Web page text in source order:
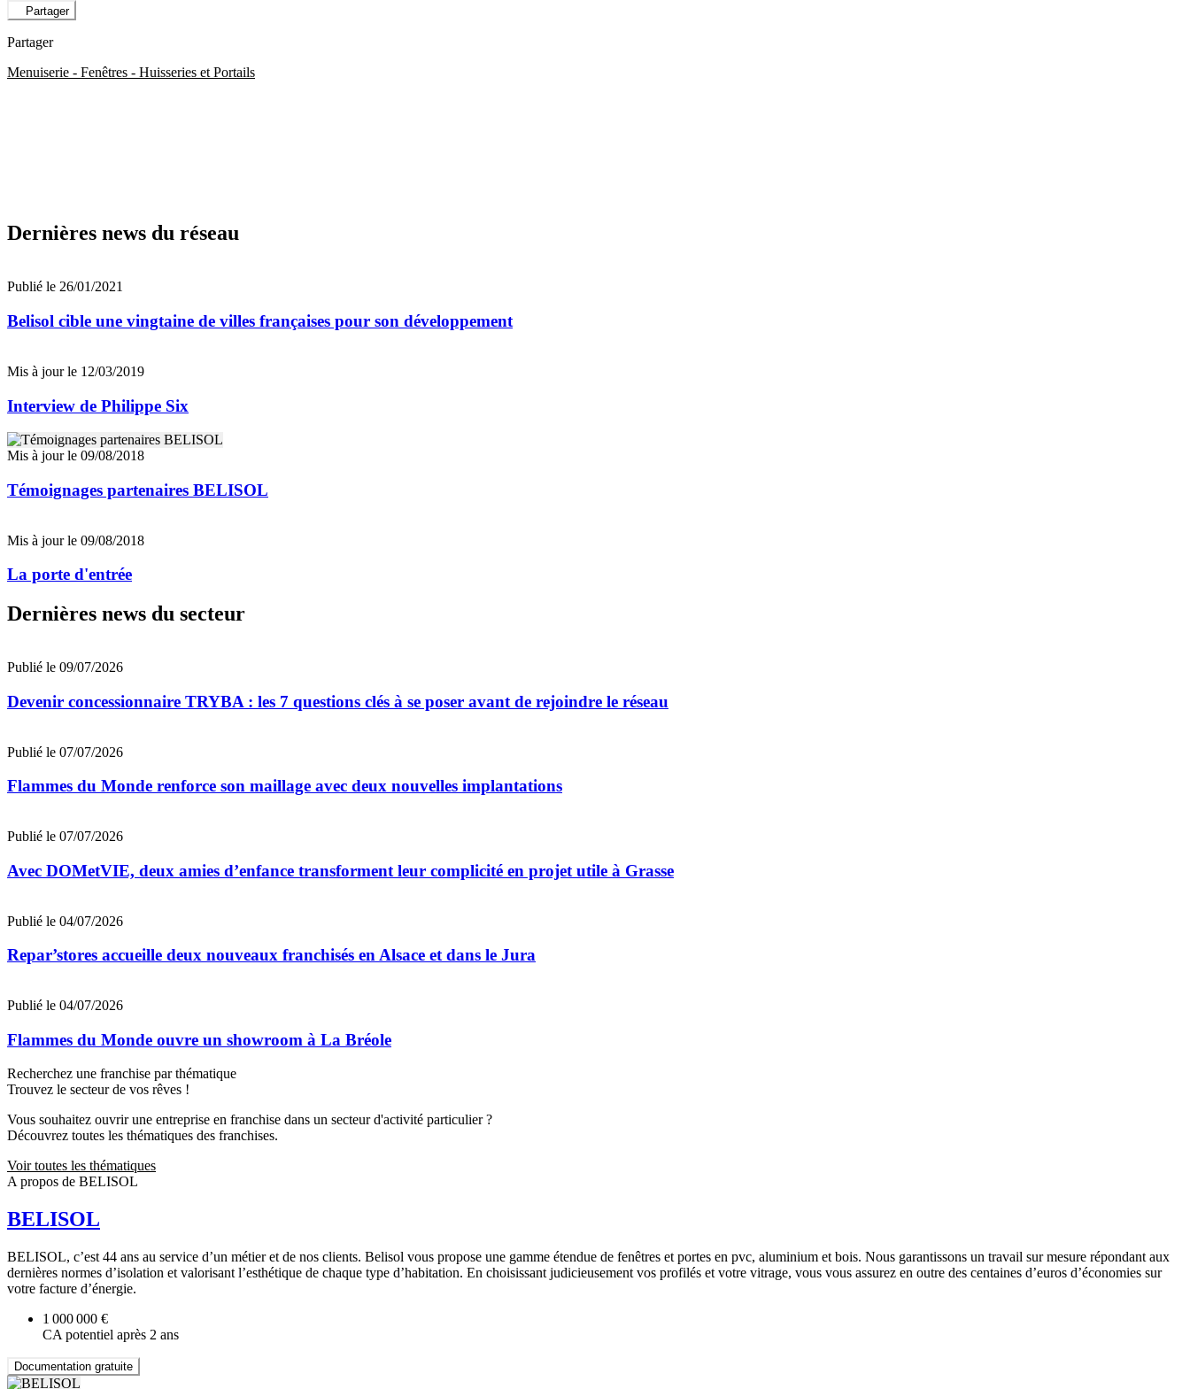
Partager
Partager
Menuiserie - Fenêtres - Huisseries et Portails
Dernières news du réseau
Publié le 26/01/2021
Belisol cible une vingtaine de villes françaises pour son développement
Mis à jour le 12/03/2019
Interview de Philippe Six
Mis à jour le 09/08/2018
Témoignages partenaires BELISOL
Mis à jour le 09/08/2018
La porte d'entrée
Dernières news du secteur
Publié le 09/07/2026
Devenir concessionnaire TRYBA : les 7 questions clés à se poser avant de rejoindre le réseau
Publié le 07/07/2026
Flammes du Monde renforce son maillage avec deux nouvelles implantations
Publié le 07/07/2026
Avec DOMetVIE, deux amies d’enfance transforment leur complicité en projet utile à Grasse
Publié le 04/07/2026
Repar’stores accueille deux nouveaux franchisés en Alsace et dans le Jura
Publié le 04/07/2026
Flammes du Monde ouvre un showroom à La Bréole
Recherchez une franchise par thématique
Trouvez le secteur de vos rêves !
Vous souhaitez ouvrir une entreprise en franchise dans un secteur d'activité particulier ?
Découvrez toutes les thématiques des franchises.
Voir toutes les thématiques
A propos de BELISOL
BELISOL
BELISOL, c’est 44 ans au service d’un métier et de nos clients. Belisol vous propose une gamme étendue de fenêtres et portes en pvc, aluminium et bois. Nous garantissons un travail sur mesure répondant aux
dernières normes d’isolation et valorisant l’esthétique de chaque type d’habitation. En choisissant judicieusement vos profilés et votre vitrage, vous vous assurez en outre des centaines d’euros d’économies sur
votre facture d’énergie.
1 000 000 €
CA potentiel après 2 ans
Documentation gratuite